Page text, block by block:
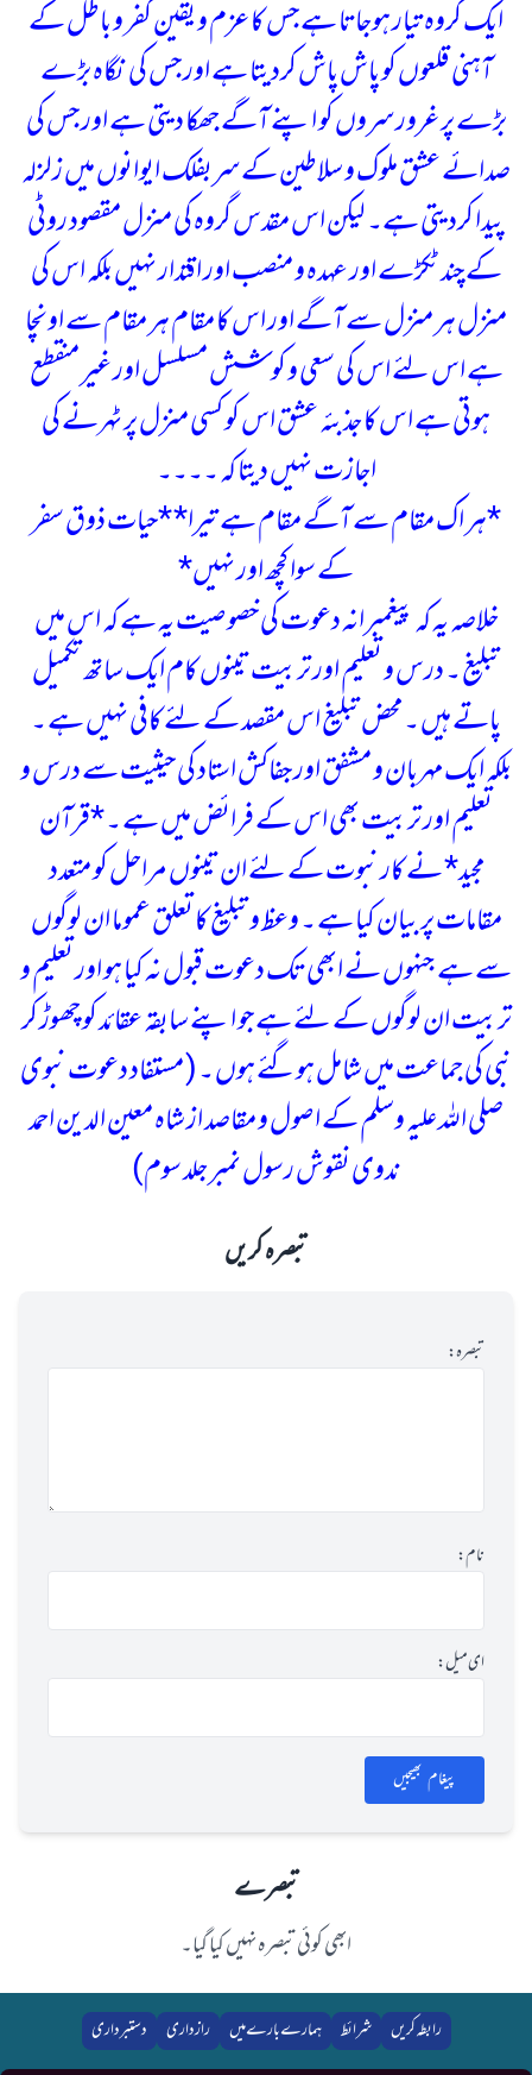
ایک گروہ تیار ہوجاتا ہے جس کا عزم و یقین کفر و باطل کے
آہنی قلعوں کو پاش پاش کردیتا ہے اور جس کی نگاہ بڑے
بڑے پر غرور سروں کو اپنے آگے جھکا دیتی ہے اور جس کی
صدائے عشق ملوک و سلاطین کے سربفلک ایوانوں میں زلزلہ
پیدا کردیتی ہے۔لیکن اس مقدس گروہ کی منزل مقصود روٹی
کے چند ٹکڑے اور عہدہ و منصب اور اقتدار نہیں بلکہ اس کی
منزل ہر منزل سے آگے اور اس کا مقام ہر مقام سے اونچا
ہے اس لئے اس کی سعی و کوشش مسلسل اور غیر منقطع
ہوتی ہے اس کا جذبئہ عشق اس کو کسی منزل پر ٹہرنے کی
اجازت نہیں دیتا کہ ۔۔۔۔
*ہر اک مقام سے آگے مقام ہے تیرا**حیات ذوق سفر
کے سوا کچھ اور نہیں*
خلاصہ یہ کہ پیغمبرانہ دعوت کی خصوصیت یہ ہے کہ اس میں
تبلیغ ۔ درس و تعلیم اور تربیت تینوں کام ایک ساتھ تکمیل
پاتے ہیں ۔ محض تبلیغ اس مقصد کے لئے کافی نہیں ہے ۔
بلکہ ایک مہربان و مشفق اور جفاکش استاد کی حیثیت سے درس و
تعلیم اور تربیت بھی اس کے فرائض میں ہے ۔*قرآن
مجید* نے کار نبوت کے لئے ان تینوں مراحل کو متعدد
مقامات پر بیان کیا ہے ۔ وعظ و تبلیغ کا تعلق عموما ان لوگوں
سے ہے جنہوں نے ابھی تک دعوت قبول نہ کیا ہو اور تعلیم و
تربیت ان لوگوں کے لئے ہے جو اپنے سابقہ عقائد کو چھوڑ کر
نبی کی جماعت میں شامل ہوگئے ہوں ۔ ( مستفاد دعوت نبوی
صلی اللہ علیہ وسلم کے اصول و مقاصد از شاہ معین الدین احمد
ندوی نقوش رسول نمبر جلد سوم)
تبصرہ کریں
تبصرہ:
نام:
ای میل:
پیغام بھیجیں
تبصرے
ابھی کوئی تبصرہ نہیں کیا گیا۔
رابطہ کریں شرائط ہمارے بارے میں رازداری دستبرداری